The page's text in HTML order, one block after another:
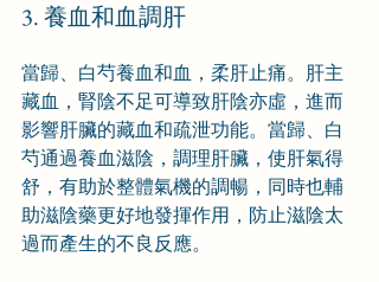
3. 養血和血調肝
當歸、白芍養血和血，柔肝止痛。肝主
藏血，腎陰不足可導致肝陰亦虛，進而
影響肝臟的藏血和疏泄功能。當歸、白
芍通過養血滋陰，調理肝臟，使肝氣得
舒，有助於整體氣機的調暢，同時也輔
助滋陰藥更好地發揮作用，防止滋陰太
過而產生的不良反應。